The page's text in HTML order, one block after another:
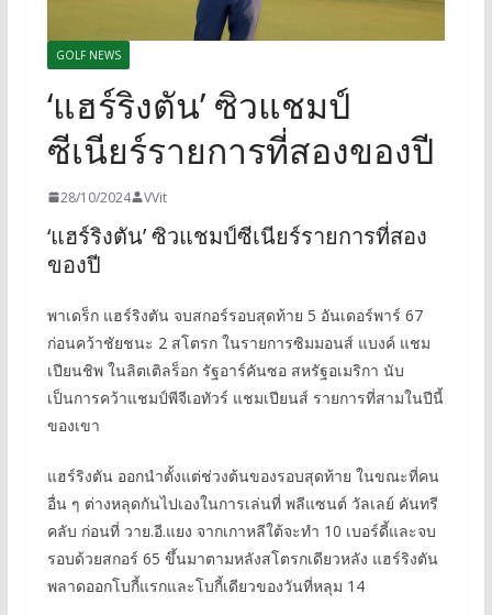
GOLF NEWS
‘แฮร์ริงตัน’ ซิวแชมป์
ซีเนียร์รายการที่สองของปี
28/10/2024 VVit
‘แฮร์ริงตัน’ ซิวแชมป์ซีเนียร์รายการที่สอง
ของปี
พาเดร็ก แฮร์ริงตัน จบสกอร์รอบสุดท้าย 5 อันเดอร์พาร์ 67
ก่อนคว้าชัยชนะ 2 สโตรก ในรายการซิมมอนส์ แบงค์ แชม
เปียนชิพ ในลิตเติลร็อก รัฐอาร์คันซอ สหรัฐอเมริกา นับ
เป็นการคว้าแชมป์พีจีเอทัวร์ แชมเปียนส์ รายการที่สามในปีนี้
ของเขา
แฮร์ริงตัน ออกนำตั้งแต่ช่วงต้นของรอบสุดท้าย ในขณะที่คน
อื่น ๆ ต่างหลุดกันไปเองในการเล่นที่ พลีแซนต์ วัลเลย์ คันทรี
คลับ ก่อนที่ วาย.อี.แยง จากเกาหลีใต้จะทำ 10 เบอร์ดี้และจบ
รอบด้วยสกอร์ 65 ขึ้นมาตามหลังสโตรกเดียวหลัง แฮร์ริงตัน
พลาดออกโบกี้แรกและโบกี้เดียวของวันที่หลุม 14